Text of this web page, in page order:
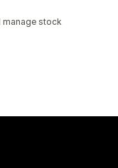
manage stock